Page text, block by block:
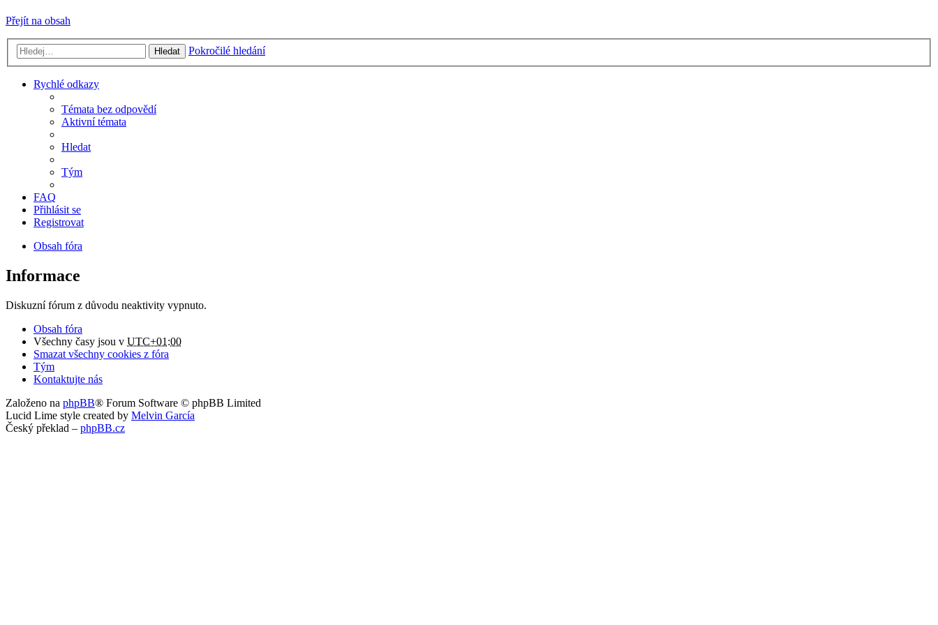
Přejít na obsah
Hledat Pokročilé hledání
Rychlé odkazy
Témata bez odpovědí
Aktivní témata
Hledat
Tým
FAQ
Přihlásit se
Registrovat
Obsah fóra
Informace
Diskuzní fórum z důvodu neaktivity vypnuto.
Obsah fóra
Všechny časy jsou v UTC+01:00
Smazat všechny cookies z fóra
Tým
Kontaktujte nás
Založeno na phpBB® Forum Software © phpBB Limited
Lucid Lime style created by Melvin García
Český překlad – phpBB.cz